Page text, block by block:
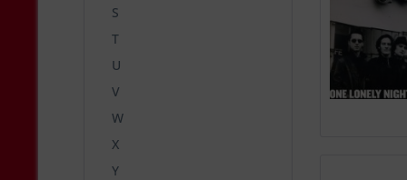
S
T
U
V
W
X
Y